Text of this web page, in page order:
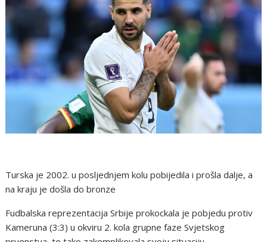
Turska je 2002. u posljednjem kolu pobijedila i prošla dalje, a
na kraju je došla do bronze
Fudbalska reprezentacija Srbije prokockala je pobjedu protiv
Kameruna (3:3) u okviru 2. kola grupne faze Svjetskog